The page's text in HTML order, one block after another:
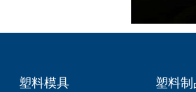
塑料模具 塑料制